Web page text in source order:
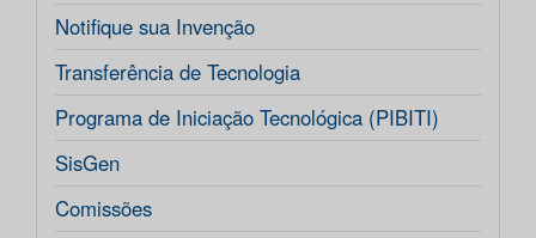
Notifique sua Invenção
Transferência de Tecnologia
Programa de Iniciação Tecnológica (PIBITI)
SisGen
Comissões